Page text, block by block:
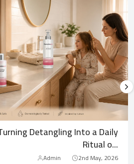
Detangling Into a Daily
Ritual o...
Admin 2nd May, 2026